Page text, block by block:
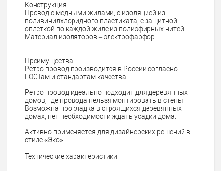
Конструкция:
Провод с медными жилами, с изоляцией из
поливинилхлоридного пластиката, с защитной
оплеткой по каждой жиле из полиэфирных нитей.
Материал изоляторов – электрофарфор.
Преимущества:
Ретро провод производится в России согласно
ГОСТам и стандартам качества.
Ретро провод идеально подходит для деревянных
домов, где провода нельзя монтировать в стены.
Возможна прокладка в строящихся деревянных
домах, нет необходимости ждать усадки дома.
Активно применяется для дизайнерских решений в
стиле «Эко»
Технические характеристики